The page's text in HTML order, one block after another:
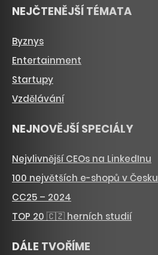
NEJČTENĚJŠÍ TÉMATA
Byznys
Entertainment
Startupy
Vzdělávání
NEJNOVĚJŠÍ SPECIÁLY
Nejvlivnější CEOs na LinkedInu
100 největších e-shopů v Česku
CC25 – 2024
TOP 20 🇨🇿 herních studií
DÁLE TVOŘÍME